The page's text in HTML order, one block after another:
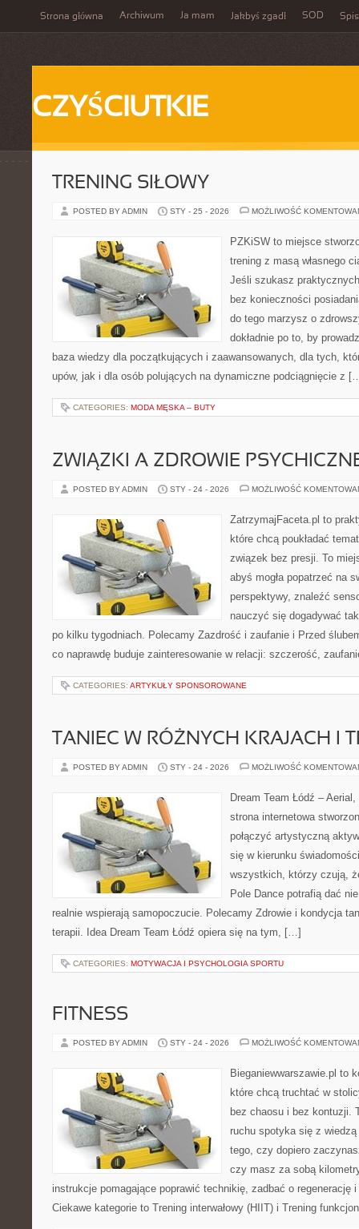
Strona główna Archiwum Ja mam Jakbyś zgadł SOD
CZYŚCIUTKIE
TRENING SIŁOWY
POSTED BY ADMIN STY - 25 - 2026 MOŻLIWOŚĆ
PZKiSW to miejsce
trening z masą własnego
Jeśli szukasz
bez konieczności
do tego marzysz o
dokładnie po to, by
baza wiedzy dla początkujących i zaawansowanych, dla tych,
upów, jak i dla osób polujących na dynamiczne podciągnięcie z
CATEGORIES: MODA MĘSKA – BUTY
ZWIĄZKI A ZDROWIE
POSTED BY ADMIN STY - 24 - 2026 MOŻLIWOŚĆ
ZatrzymajFaceta.pl to
które chcą poukładać
związek bez presji. To
abyś mogła popatrzeć na
perspektywy, znaleźć
nauczyć się dogadywać
po kilku tygodniach. Polecamy Zazdrość i zaufanie i Przed
co naprawdę buduje zainteresowanie w relacji: szczerość,
CATEGORIES: ARTYKUŁY SPONSOROWANE
TANIEC W RÓŻNYCH KRAJACH I
POSTED BY ADMIN STY - 24 - 2026 MOŻLIWOŚĆ
Dream Team Łódź –
strona internetowa
połączyć artystyczną
się w kierunku
wszystkich, którzy czują,
Pole Dance potrafią dać
realnie wspierają samopoczucie. Polecamy Zdrowie i kondycja
terapii. Idea Dream Team Łódź opiera się na tym, […]
CATEGORIES: MOTYWACJA I PSYCHOLOGIA SPORTU
FITNESS
POSTED BY ADMIN STY - 24 - 2026 MOŻLIWOŚĆ
Bieganiewwarszawie.pl to
które chcą truchtać w
bez chaosu i bez kontuzji.
ruchu spotyka się z
tego, czy dopiero
czy masz za sobą
instrukcje pomagające poprawić technikię, zadbać o regenerację
Ciekawe kategorie to Trening interwałowy (HIIT) i Trening